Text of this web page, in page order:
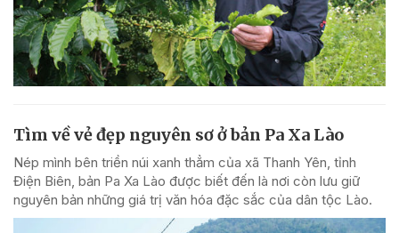
Tìm về vẻ đẹp nguyên sơ ở bản Pa Xa Lào
Nép mình bên triền núi xanh thẳm của xã Thanh Yên, tỉnh
Điện Biên, bản Pa Xa Lào được biết đến là nơi còn lưu giữ
nguyên bản những giá trị văn hóa đặc sắc của dân tộc Lào.